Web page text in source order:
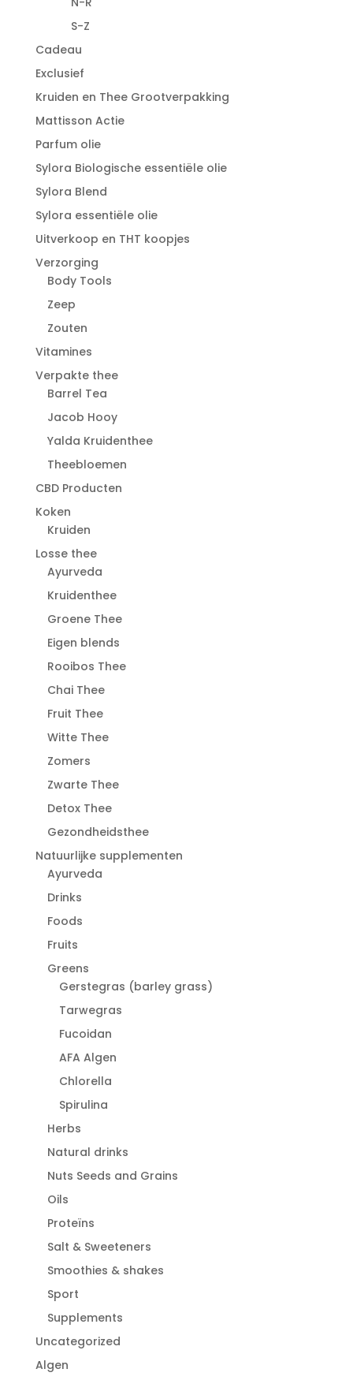
S-Z
Cadeau
Exclusief
Kruiden en Thee Grootverpakking
Mattisson Actie
Parfum olie
Sylora Biologische essentiële olie
Sylora Blend
Sylora essentiële olie
Uitverkoop en THT koopjes
Verzorging
Body Tools
Zeep
Zouten
Vitamines
Verpakte thee
Barrel Tea
Jacob Hooy
Yalda Kruidenthee
Theebloemen
CBD Producten
Koken
Kruiden
Losse thee
Ayurveda
Kruidenthee
Groene Thee
Eigen blends
Rooibos Thee
Chai Thee
Fruit Thee
Witte Thee
Zomers
Zwarte Thee
Detox Thee
Gezondheidsthee
Natuurlijke supplementen
Ayurveda
Drinks
Foods
Fruits
Greens
Gerstegras (barley grass)
Tarwegras
Fucoidan
AFA Algen
Chlorella
Spirulina
Herbs
Natural drinks
Nuts Seeds and Grains
Oils
Proteïns
Salt & Sweeteners
Smoothies & shakes
Sport
Supplements
Uncategorized
Algen